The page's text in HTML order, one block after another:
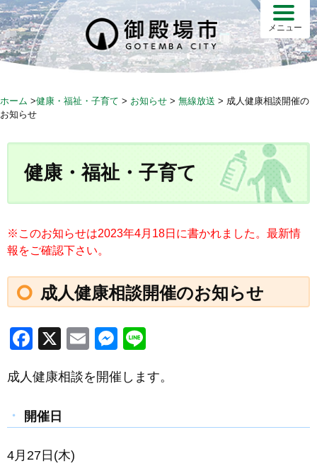
S
k
i
p
c
メニュー
ホーム >健康・福祉・子育て > お知らせ > 無線放送 > 成人健康相談開催の
お知らせ
健康・福祉・子育て
※このお知らせは2023年4月18日に書かれました。最新情
報をご確認下さい。
成人健康相談開催のお知らせ
F
c
e
b
o
X
E
ail
M
ss
n
e
成人健康相談を開催します。
開催日
4月27日(木)